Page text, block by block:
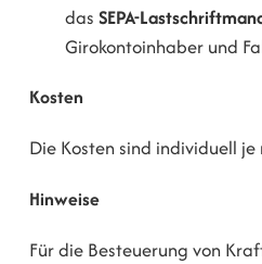
dasSEPA-
Girokontoinhaber und
Kosten
Die Kosten sind individuell
Hinweise
Für die Besteuerung von